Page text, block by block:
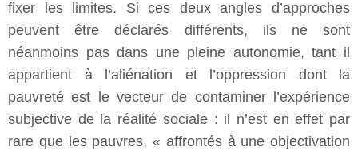
fixer les limites. Si ces deux angles d’approches
peuvent être déclarés différents, ils ne sont
néanmoins pas dans une pleine autonomie, tant il
appartient à l’aliénation et l’oppression dont la
pauvreté est le vecteur de contaminer l’expérience
subjective de la réalité sociale : il n’est en effet par
rare que les pauvres, « affrontés à une objectivation